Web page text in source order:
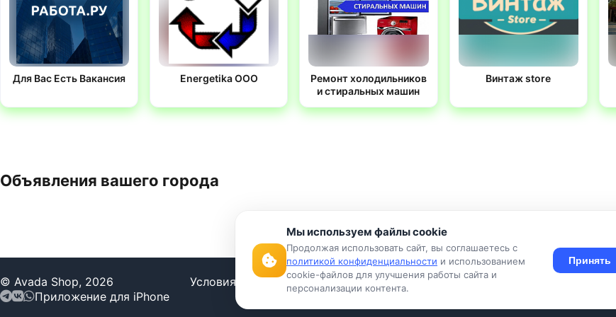
Для Вас Есть Вакансия Energetika OOO
Ремонт холодильников
и стиральных машин
Винтаж store
Объявления вашего города
Приложение для iPhone
© Avada Shop, 2026 Условия использованияКонфиденциальностьОфертаПравила
Мы используем файлы cookie
Продолжая использовать сайт, вы соглашаетесь с
политикой конфиденциальности и использованием
cookie-файлов для улучшения работы сайта и
персонализации контента.
Принять